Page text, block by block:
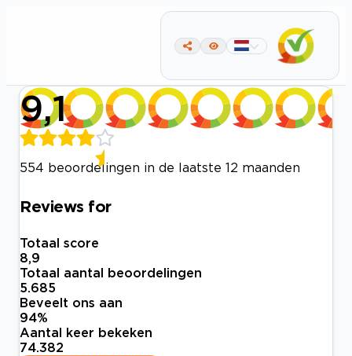
9,1
554 beoordelingen in de laatste 12 maanden
Reviews for
Totaal score
8,9
Totaal aantal beoordelingen
5.685
Beveelt ons aan
94%
Aantal keer bekeken
74.382